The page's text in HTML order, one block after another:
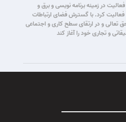
در زمینه برنامه نویسی و برق و
سال 1385 شروع به فعالیت کرد. با گسترش فضای ارتباطات
تعالی و در ارتقای سطح کاری و اجتماعی
و تجاری خود را آغاز کند